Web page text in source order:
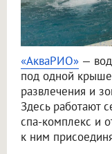
«АкваРИО» —
под одной
развлечения и
Здесь работают
спа-комплекс и
к ним